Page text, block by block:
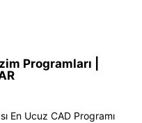
Programları |
En Ucuz CAD Programı